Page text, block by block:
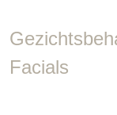
Facials